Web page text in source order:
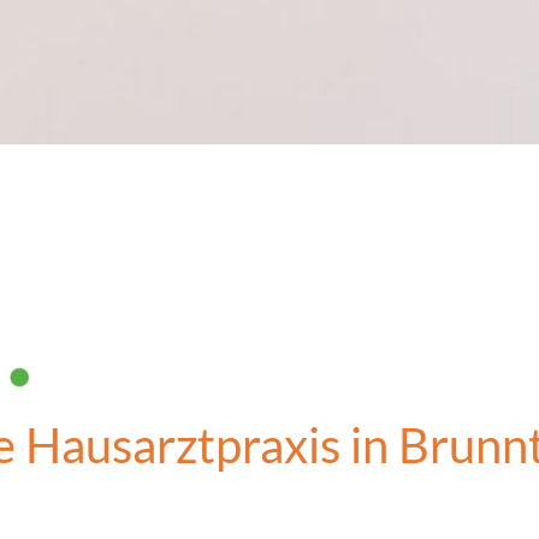
Hausarztpraxis in